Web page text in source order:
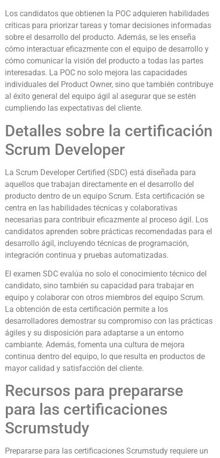
Los candidatos que obtienen la POC adquieren habilidades
críticas para priorizar tareas y tomar decisiones informadas
sobre el desarrollo del producto. Además, se les enseña
cómo interactuar eficazmente con el equipo de desarrollo y
cómo comunicar la visión del producto a todas las partes
interesadas. La POC no solo mejora las capacidades
individuales del Product Owner, sino que también contribuye
al éxito general del equipo ágil al asegurar que se estén
cumpliendo las expectativas del cliente.
Detalles sobre la certificación
Scrum Developer
La Scrum Developer Certified (SDC) está diseñada para
aquellos que trabajan directamente en el desarrollo del
producto dentro de un equipo Scrum. Esta certificación se
centra en las habilidades técnicas y colaborativas
necesarias para contribuir eficazmente al proceso ágil. Los
candidatos aprenden sobre prácticas recomendadas para el
desarrollo ágil, incluyendo técnicas de programación,
integración continua y pruebas automatizadas.
El examen SDC evalúa no solo el conocimiento técnico del
candidato, sino también su capacidad para trabajar en
equipo y colaborar con otros miembros del equipo Scrum.
La obtención de esta certificación permite a los
desarrolladores demostrar su compromiso con las prácticas
ágiles y su disposición para adaptarse a un entorno
cambiante. Además, fomenta una cultura de mejora
continua dentro del equipo, lo que resulta en productos de
mayor calidad y satisfacción del cliente.
Recursos para prepararse
para las certificaciones
Scrumstudy
Prepararse para las certificaciones Scrumstudy requiere un